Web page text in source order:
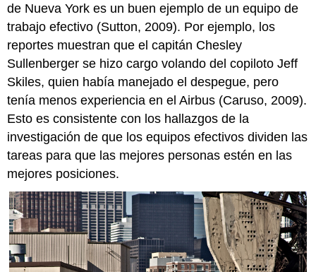
de Nueva York es un buen ejemplo de un equipo de
trabajo efectivo (Sutton, 2009). Por ejemplo, los
reportes muestran que el capitán Chesley
Sullenberger se hizo cargo volando del copiloto Jeff
Skiles, quien había manejado el despegue, pero
tenía menos experiencia en el Airbus (Caruso, 2009).
Esto es consistente con los hallazgos de la
investigación de que los equipos efectivos dividen las
tareas para que las mejores personas estén en las
mejores posiciones.